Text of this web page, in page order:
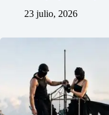
23 julio, 2026